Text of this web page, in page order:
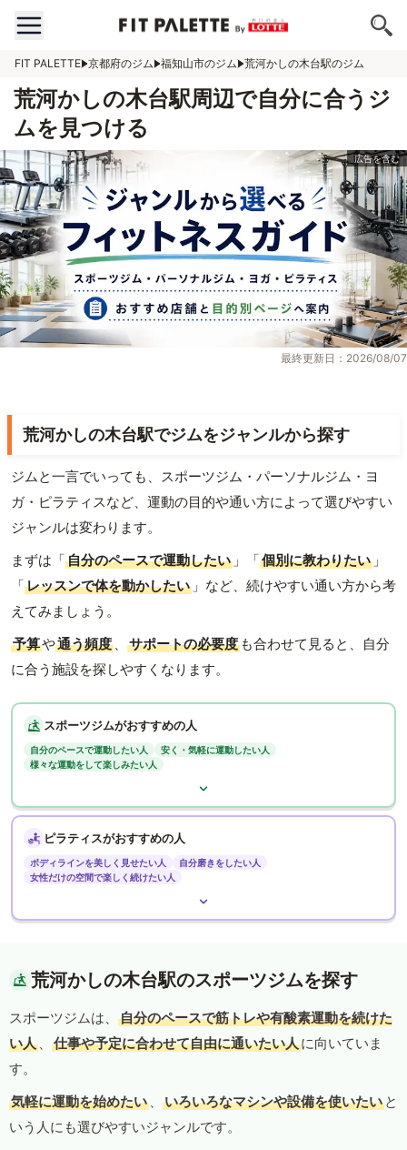
FIT PALETTE 京都府のジム 福知山市のジム 荒河かしの木台駅のジム
荒河かしの木台駅周辺で自分に合うジ
ムを見つける
最終更新日：2026/08/07
荒河かしの木台駅でジムをジャンルから探す
ジムと一言でいっても、スポーツジム・パーソナルジム・ヨ
ガ・ピラティスなど、運動の目的や通い方によって選びやすい
ジャンルは変わります。
まずは「自分のペースで運動したい 」「個別に教わりたい 」
「レッスンで体を動かしたい 」など、続けやすい通い方から考
えてみましょう。
予算や通う頻度 、 サポートの必要度 も合わせて見ると、自分
に合う施設を探しやすくなります。
スポーツジムがおすすめの人
自分のペースで運動したい人
安く・気軽に運動したい人
様々な運動をして楽しみたい人
ピラティスがおすすめの人
ボディラインを美しく見せたい人
自分磨きをしたい人
女性だけの空間で楽しく続けたい人
荒河かしの木台駅のスポーツジムを探す
スポーツジムは、
自分のペースで筋トレや有酸素運動を続けた
い人 、 仕事や予定に合わせて自由に通いたい人に向いていま
す。
気軽に運動を始めたい 、 いろいろなマシンや設備を使いたい と
いう人にも選びやすいジャンルです。